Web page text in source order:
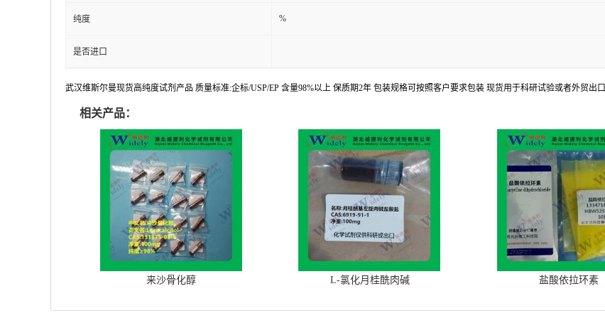
纯度 %
是否进口
武汉维斯尔曼现货高纯度试剂产品 质量标准:企标/USP/EP 含量98%以上 保质期2年 包装规格可按照客户要求包装 现货用于科研试验或者外贸出口
相关产品：
来沙骨化醇 L-氯化月桂酰肉碱 盐酸依拉环素